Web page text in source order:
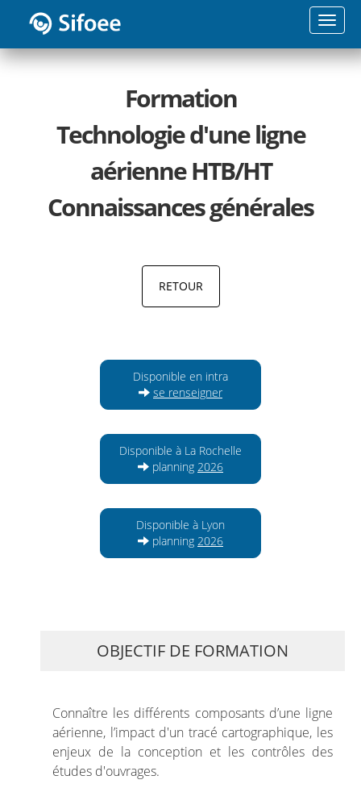
Toggle
Formation
Technologie d'une ligne
aérienne HTB/HT
Connaissances générales
Disponible en intra
se renseigner
Disponible à La Rochelle
planning 2026
Disponible à Lyon
planning 2026
OBJECTIF DE FORMATION
Connaître les différents composants d’une ligne
aérienne, l’impact d'un tracé cartographique, les
enjeux de la conception et les contrôles des
études d'ouvrages.